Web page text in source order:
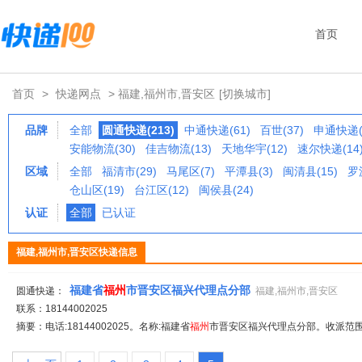
首页
首页 > 快递网点 > 福建,福州市,晋安区 [切换城市]
品牌 全部 圆通快递(213) 中通快递(61) 百世(37)
申通快递
安能物流(30)
佳吉物流(13) 天地华宇(12)
速尔快递
区域
全部 福清市(29) 马尾区(7) 平潭县(3) 闽清县(15)
罗
仓山区(19)
台江区(12)
闽侯县(24)
认证
全部 已认证
福建,福州市,晋安区快递信息
圆通快递： 福建省福州市晋安区福兴代理点分部 福建,福州市,晋安区
联系：18144002025
摘要：电话:18144002025。名称:福建省福州市晋安区福兴代理点分部。收派范